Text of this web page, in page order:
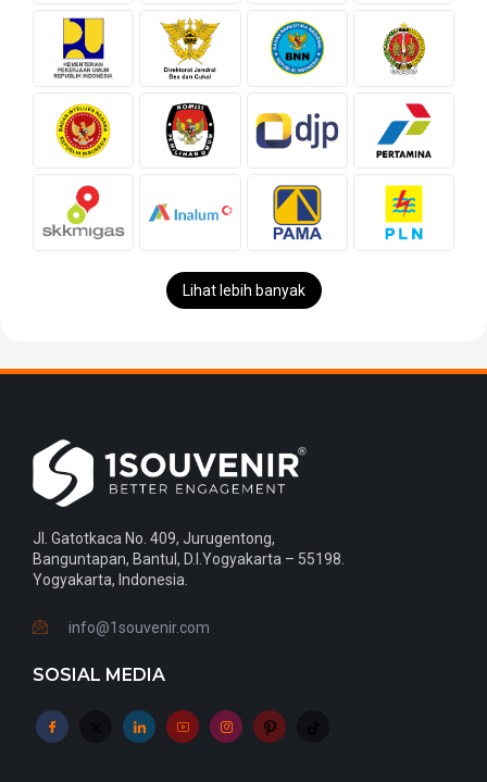
Lihat lebih banyak
Jl. Gatotkaca No. 409, Jurugentong,
Banguntapan, Bantul, D.I.Yogyakarta – 55198.
Yogyakarta, Indonesia.
info@1souvenir.com
SOSIAL MEDIA